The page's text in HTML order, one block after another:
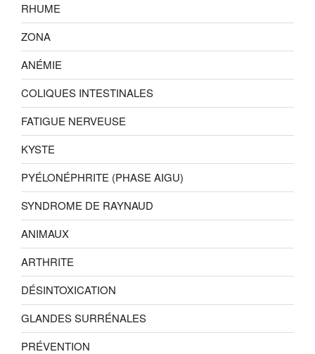
RHUME
ZONA
ANÉMIE
COLIQUES INTESTINALES
FATIGUE NERVEUSE
KYSTE
PYÉLONÉPHRITE (PHASE AIGU)
SYNDROME DE RAYNAUD
ANIMAUX
ARTHRITE
DÉSINTOXICATION
GLANDES SURRÉNALES
PRÉVENTION